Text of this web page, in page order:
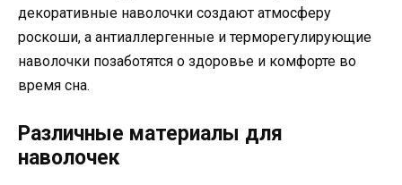
декоративные наволочки создают атмосферу
роскоши, а антиаллергенные и терморегулирующие
наволочки позаботятся о здоровье и комфорте во
время сна.
Различные материалы для
наволочек